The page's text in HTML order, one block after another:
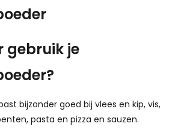
gebruik je
bijzonder goed bij vlees en kip, vis,
pasta en pizza en sauzen.